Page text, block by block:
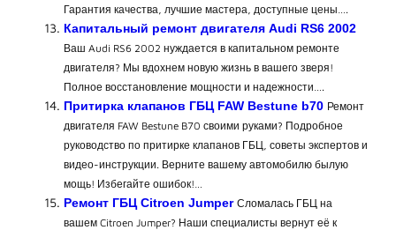
Гарантия качества, лучшие мастера, доступные цены….
Капитальный ремонт двигателя Audi RS6 2002
Ваш Audi RS6 2002 нуждается в капитальном ремонте
двигателя? Мы вдохнем новую жизнь в вашего зверя!
Полное восстановление мощности и надежности….
Притирка клапанов ГБЦ FAW Bestune b70 Ремонт
двигателя FAW Bestune B70 своими руками? Подробное
руководство по притирке клапанов ГБЦ, советы экспертов и
видео-инструкции. Верните вашему автомобилю былую
мощь! Избегайте ошибок!…
Ремонт ГБЦ Citroen Jumper Сломалась ГБЦ на
вашем Citroen Jumper? Наши специалисты вернут её к